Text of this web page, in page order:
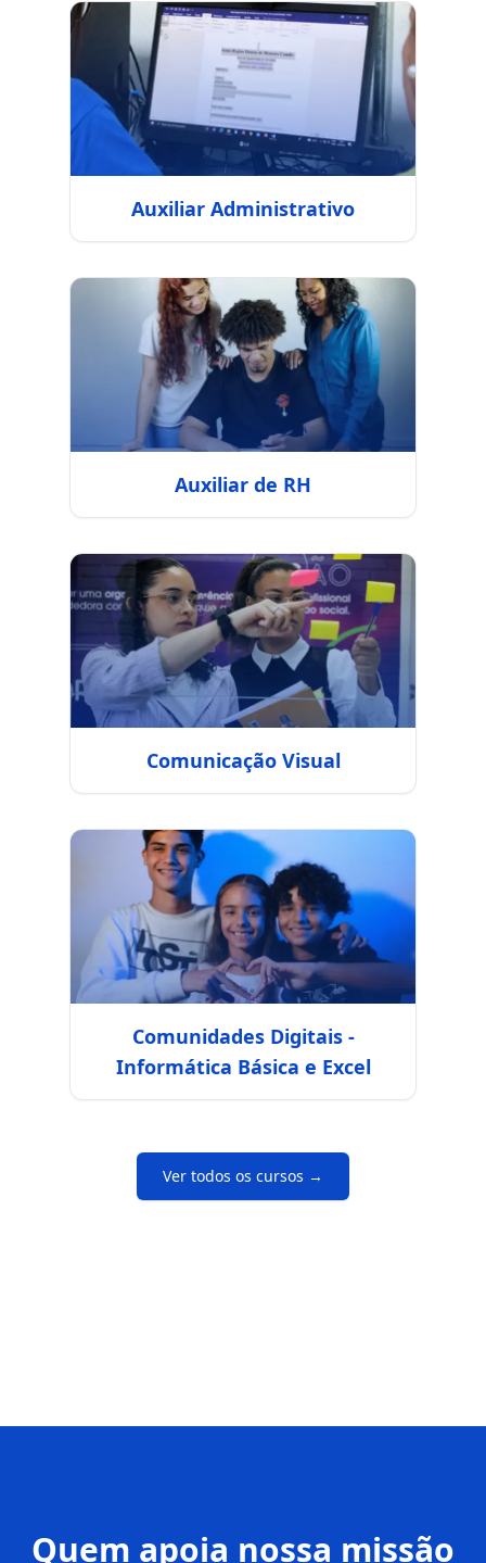
Auxiliar Administrativo
Auxiliar de RH
Comunicação Visual
Comunidades Digitais -
Informática Básica e Excel
Ver todos os cursos →
Quem apoia nossa missão